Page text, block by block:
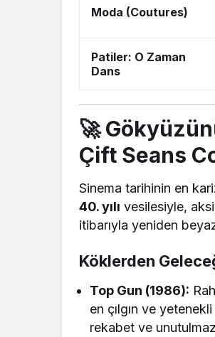
Moda (Coutures)
Patiler: O Zaman
Dans
🚀
Çift Seans
Sinema tarihinin en
40. yılı vesilesiyle,
itibarıyla yeniden
Köklerden
Top Gun (1986):
en çılgın ve
rekabet ve